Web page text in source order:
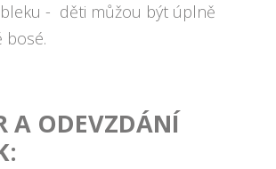
- děti můžou být úplně
bosé.
A ODEVZDÁNÍ